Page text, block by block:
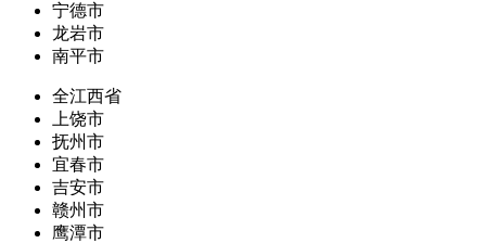
宁德市
龙岩市
南平市
全江西省
上饶市
抚州市
宜春市
吉安市
赣州市
鹰潭市